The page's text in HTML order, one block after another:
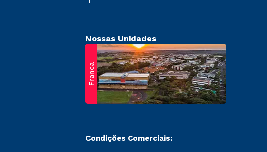
Nossas Unidades
Franca
Condições Comerciais: